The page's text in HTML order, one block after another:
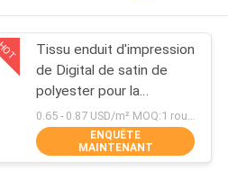
de
Digital
176
Tissu enduit d'impression
de Digital de satin de
polyester pour la
fabrication de nappe
0.65 - 0.87 USD/m² MOQ:1 rouleau
ENQUÊTE
MAINTENANT